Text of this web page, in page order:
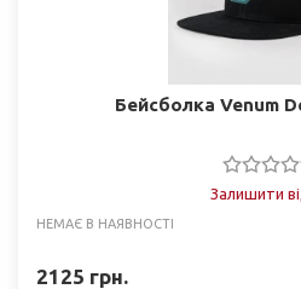
Бейсболка Venum
Залишити
НЕМАЄ В НАЯВНОСТІ
2125 грн.